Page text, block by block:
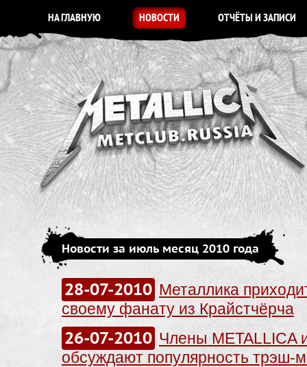
НА ГЛАВНУЮ НОВОСТИ ОТЧЁТЫ И ЗАПИСИ
Новости за июль месяц 2010 года
28-07-2010 Металлика
своему фанату из Крайстчёрча
26-07-2010 Члены METALLICA
обсуждают популярность трэш-